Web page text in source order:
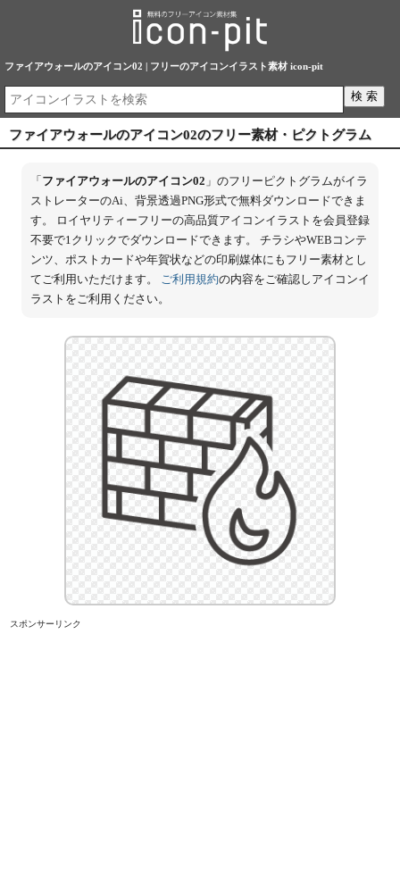
ファイアウォールのアイコン02 | フリーのアイコンイラスト素材 icon-pit
ファイアウォールのアイコン02のフリー素材・ピクトグラム
「 ファイアウォールのアイコン02 」のフリーピクトグラムがイラ
ストレーターのAi、背景透過PNG形式で無料ダウンロードできま
す。 ロイヤリティーフリーの高品質アイコンイラストを会員登録
不要で1クリックでダウンロードできます。 チラシやWEBコンテ
ンツ、ポストカードや年賀状などの印刷媒体にもフリー素材とし
てご利用いただけます。 ご利用規約の内容をご確認しアイコンイ
ラストをご利用ください。
スポンサーリンク